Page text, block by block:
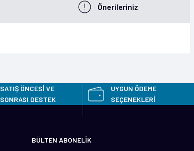
Önerileriniz
SATIŞ ÖNCESİ VE
SONRASI DESTEK
UYGUN ÖDEME
SEÇENEKLERİ
BÜLTEN ABONELİK